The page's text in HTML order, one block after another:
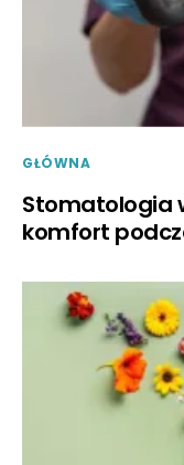
GŁÓWNA
Stomatologia
komfort